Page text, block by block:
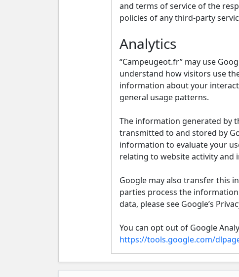
and terms of service of the
policies of any third-party
Analytics
“Campeugeot.fr” may use
understand how visitors use
information about your
general usage patterns.
The information generated by
transmitted to and stored by
information to evaluate your
relating to website activity and
Google may also transfer this
parties process the
data, please see Google’s
You can opt out of Google
https://tools.google.com/